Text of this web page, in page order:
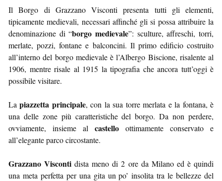
Il Borgo di Grazzano Visconti presenta tutti gli elementi,
tipicamente medievali, necessari affinché gli si possa attribuire la
denominazione di “borgo medievale”: sculture, affreschi, torri,
merlate, pozzi, fontane e balconcini. Il primo edificio costruito
all’interno del borgo medievale è l’Albergo Biscione, risalente al
1906, mentre risale al 1915 la tipografia che ancora tutt’oggi è
possibile visitare.
Lapiazzetta principale, con la sua torre merlata e la fontana, è
una delle zone più caratteristiche del borgo. Da non perdere,
ovviamente, insieme al castello ottimamente conservato e
all’elegante parco circostante.
Grazzano Visconti dista meno di 2 ore da Milano ed è quindi
una meta perfetta per una gita un po’ insolita tra le bellezze del